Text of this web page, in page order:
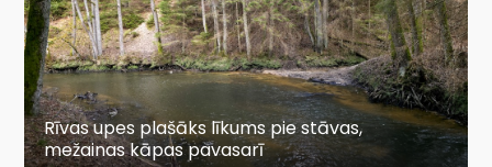
Rīvas upes plašāks līkums pie stāvas,
mežainas kāpas pavasarī